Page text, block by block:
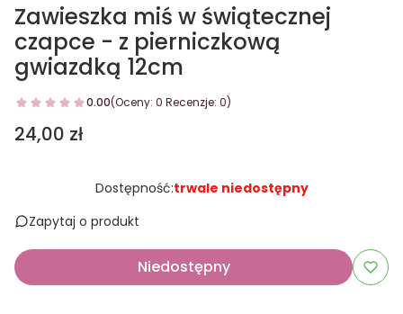
Zawieszka miś w świątecznej
czapce - z pierniczkową
gwiazdką 12cm
0.00(Oceny: 0 Recenzje: 0)
Cena
24,00 zł
Dostępność:trwale niedostępny
Zapytaj o produkt
Niedostępny